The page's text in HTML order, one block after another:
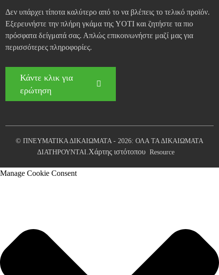
Δεν υπάρχει τίποτα καλύτερο από το να βλέπεις το τελικό προϊόν.
Εξερευνήστε την πλήρη γκάμα της YOTI και ζητήστε τα πιο
πρόσφατα δείγματά σας. Απλώς επικοινωνήστε μαζί μας για
περισσότερες πληροφορίες.
Κάντε κλικ για
ερώτηση
© ΠΝΕΥΜΑΤΙΚΑ ΔΙΚΑΙΩΜΑΤΑ - 2026: ΟΛΑ ΤΑ ΔΙΚΑΙΩΜΑΤΑ
ΔΙΑΤΗΡΟΥΝΤΑΙ. Χάρτης ιστότοπου Resource
Manage Cookie Consent